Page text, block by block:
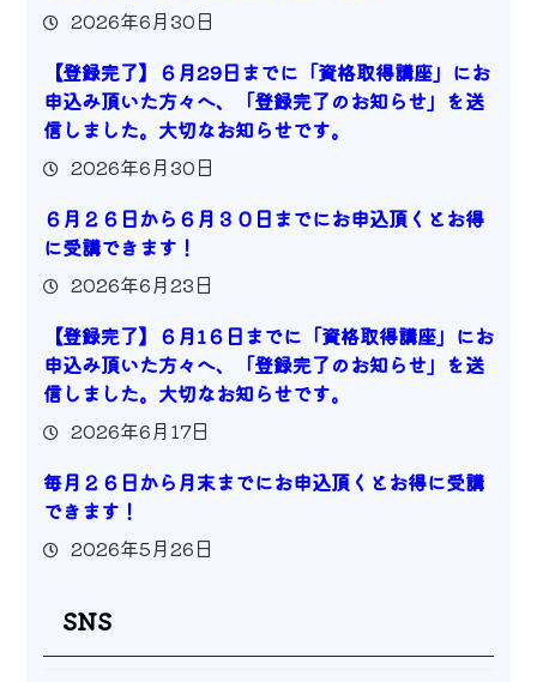
2026年6月30日
【登録完了】６月29日までに「資格取得講座」にお
申込み頂いた方々へ、「登録完了のお知らせ」を送
信しました。大切なお知らせです。
2026年6月30日
６月２６日から６月３０日までにお申込頂くとお得
に受講できます！
2026年6月23日
【登録完了】６月1６日までに「資格取得講座」にお
申込み頂いた方々へ、「登録完了のお知らせ」を送
信しました。大切なお知らせです。
2026年6月17日
毎月２６日から月末までにお申込頂くとお得に受講
できます！
2026年5月26日
SNS